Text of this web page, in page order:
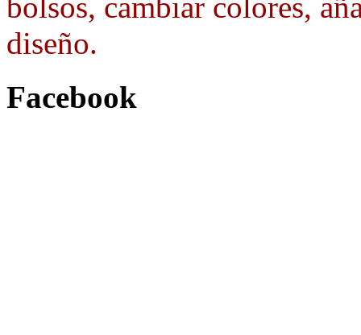
bolsos, cambiar colores,
diseño.
Facebook